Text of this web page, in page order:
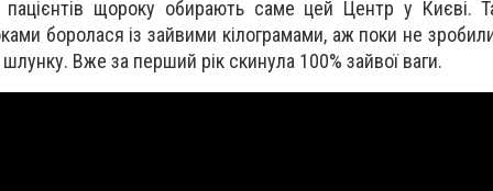
пацієнтів щороку обирають саме цей Центр у Києві.
боролася із зайвими кілограмами, аж поки не
Вже за перший рік скинула 100% зайвої ваги.